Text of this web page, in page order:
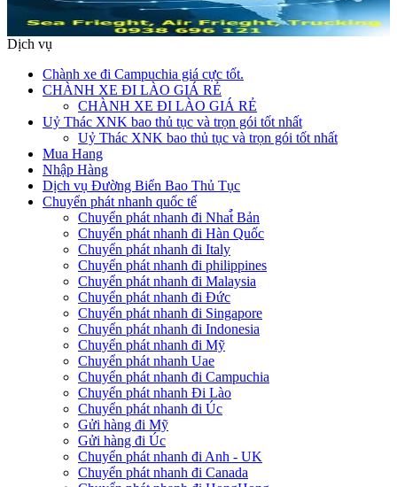
Dịch vụ
Chành xe đi Campuchia giá cực tốt.
CHÀNH XE ĐI LÀO GIÁ RẺ
CHÀNH XE ĐI LÀO GIÁ RẺ
Uỷ Thác XNK bao thủ tục và trọn gói tốt nhất
Uỷ Thác XNK bao thủ tục và trọn gói tốt nhất
Mua Hang
Nhập Hàng
Dịch vụ Đường Biển Bao Thủ Tục
Chuyển phát nhanh quốc tế
Chuyển phát nhanh đi Nhat̉̀ Bản
Chuyển phát nhanh đi Hàn Quốc
Chuyển phát nhanh đi Italy
Chuyển phát nhanh đi philippines
Chuyển phát nhanh đi Malaysia
Chuyển phát nhanh đi Đức
Chuyển phát nhanh đi Singapore
Chuyển phát nhanh đi Indonesia
Chuyển phát nhanh đi Mỹ
Chuyển phát nhanh Uae
Chuyển phát nhanh đi Campuchia
Chuyển phát nhanh Đi Lào
Chuyển phát nhanh đi Úc
Gửi hàng đi Mỹ
Gửi hàng đi Úc
Chuyển phát nhanh đi Anh - UK
Chuyển phát nhanh đi Canada